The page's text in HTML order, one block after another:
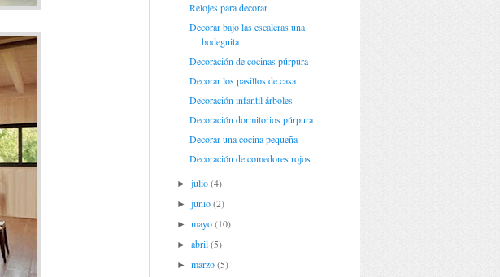
Relojes para decorar
Decorar bajo las escaleras una
bodeguita
Decoración de cocinas púrpura
Decorar los pasillos de casa
Decoración infantil árboles
Decoración dormitorios púrpura
Decorar una cocina pequeña
Decoración de comedores rojos
►julio (4)
►junio (2)
►mayo (10)
►abril (5)
►marzo (5)